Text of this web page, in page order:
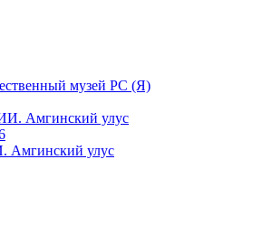
музей РС (Я)
улус